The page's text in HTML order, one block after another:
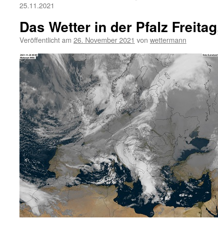
25.11.2021
Das Wetter in der Pfalz
Veröffentlicht am 26. November 2021 von wettermann